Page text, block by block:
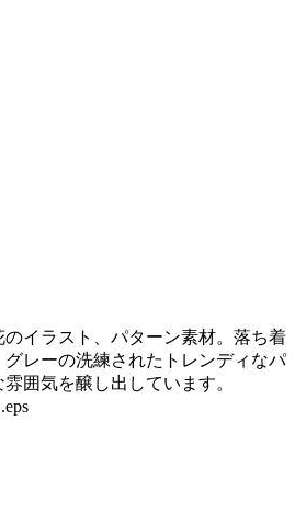
イラスト、パターン素材。落ち着
レーの洗練されたトレンディなパ
囲気を醸し出しています。